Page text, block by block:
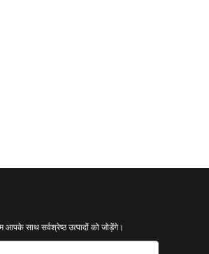
साथ सर्वश्रेष्ठ उत्पादों को जोड़ेंगे।